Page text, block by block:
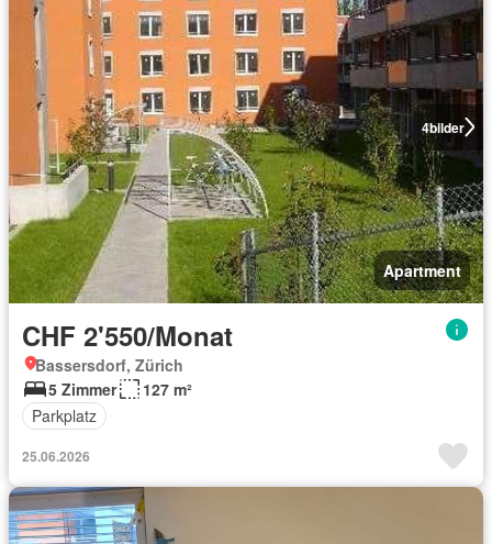
4bilder
Apartment
CHF 2'550/Monat
Bassersdorf, Zürich
5 Zimmer
127 m²
Parkplatz
25.06.2026